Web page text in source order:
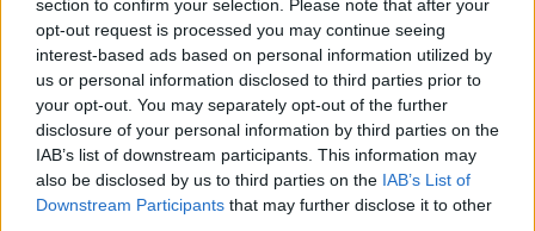
section to confirm your selection. Please note that after your
opt-out request is processed you may continue seeing
interest-based ads based on personal information utilized by
us or personal information disclosed to third parties prior to
your opt-out. You may separately opt-out of the further
disclosure of your personal information by third parties on the
IAB’s list of downstream participants. This information may
also be disclosed by us to third parties on the IAB’s List of
Downstream Participants that may further disclose it to other
Dagli anni ’80 ai giorni nostri: la rinascita degli occhiali
aviator tra le star
Cristian Castiglioni · 5 Ago 2026